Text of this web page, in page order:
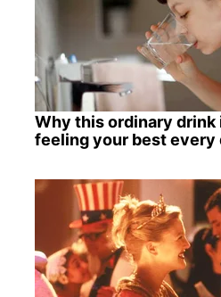
Why this ordinary
feeling your best every